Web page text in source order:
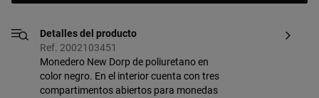
Detalles del producto
Ref. 2002103451
Monedero New Dorp de poliuretano en
color negro. En el interior cuenta con tres
compartimentos abiertos para monedas